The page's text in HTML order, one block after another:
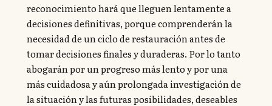
reconocimiento hará que lleguen lentamente a
decisiones definitivas, porque comprenderán la
necesidad de un ciclo de restauración antes de
tomar decisiones finales y duraderas. Por lo tanto
abogarán por un progreso más lento y por una
más cuidadosa y aún prolongada investigación de
la situación y las futuras posibilidades, deseables